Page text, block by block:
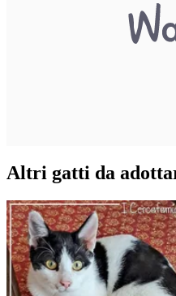
Altri gatti da